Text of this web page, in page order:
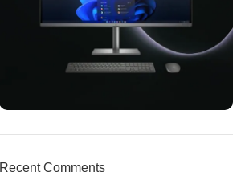
Recent Comments